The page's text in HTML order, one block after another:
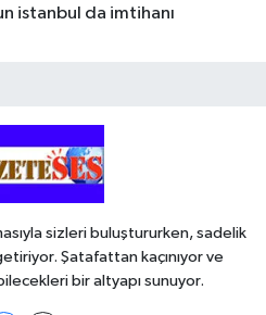
istanbul da imtihanı
sizleri buluştururken, sadelik
Şatafattan kaçınıyor ve
bir altyapı sunuyor.